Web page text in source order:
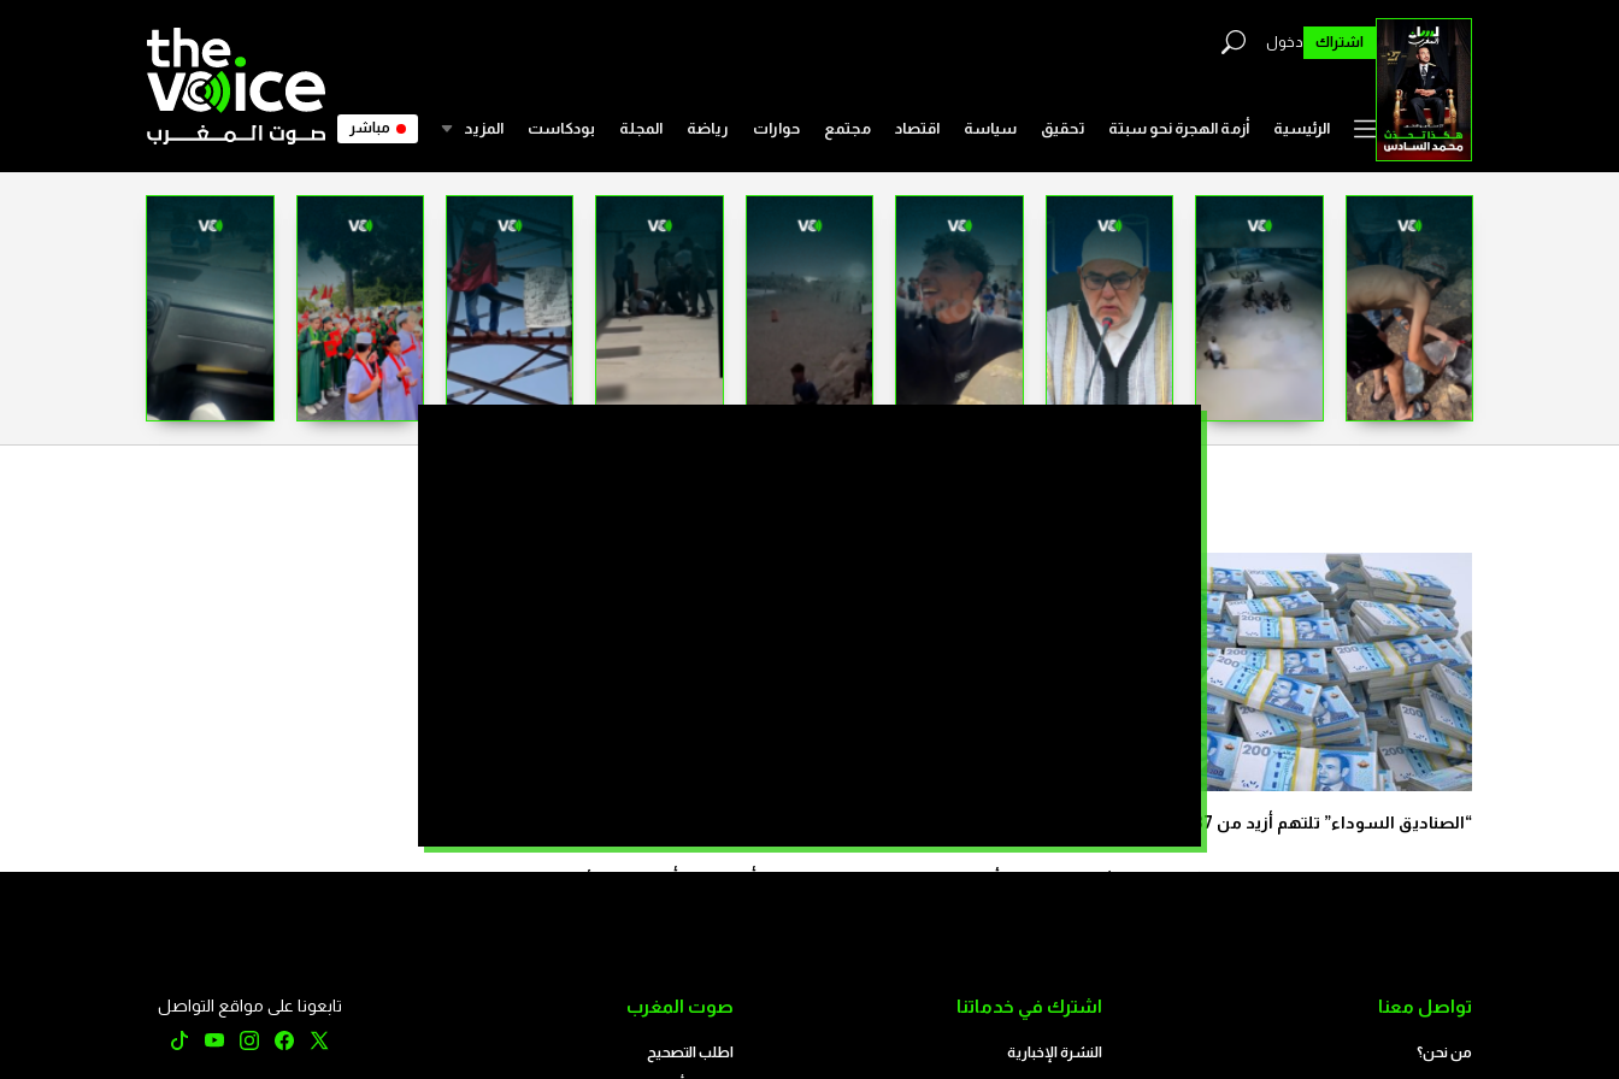
اشتراك دخول
الرئيسية أزمة الهجرة نحو سبتة تحقيق سياسة اقتصاد مجتمع حوارات رياضة المجلة بودكاست المزيد مباشر
كيف زحف عشرات الالاف فجأة نحو سبتة المحتلة؟ بفعل الفقر أم التلاعب أم انسداد الأفق؟
“الصناديق السوداء” تلتهم أزيد من 137 مليار درهم
تواصل معنا
من نحن؟
اشترك في خدماتنا
النشرة الإخبارية
صوت المغرب
اطلب التصحيح
تابعونا على مواقع التواصل